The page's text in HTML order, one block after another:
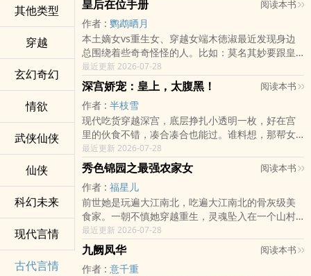
其他类型
穿越
玄幻奇幻
­‎情‎‍​欲‎​‌
武侠仙侠
仙侠
科幻未来
现代言情
古代言情
这儿说拜拜了。可谁..
皇后在位手册 阅读本书
作者 : 鹦鹉晒月
本土嫡女vs重生女、穿越女端木徳淑最近发现身边
总围绕着些奇奇怪怪的人。比如：莫名其妙要跟皇
上一生一世一双人的；莫名其妙自立自强的；莫名
其妙不在意自己大表哥的；还有莫名其妙说皇上是
渣男的。正文简介：..
最近更新 2026-07-28
深宫娇宠：皇上，太腹黑！ 阅读本书
作者 : 半枝雪
现代吃货穿越深宫，底层挣扎小透明一枚，好在宫
里的伙食不错，凑合凑合也能过。谁料想，那帮女
人戏真多，没事儿就喜欢瞎蹦哒，那就不客气了，
不争宠难道蒸馒头？！入宫第一年，她不受宠！备
受欺负！入宫第N年..
最近更新 2026-07-28
秀色锦园之最强农家女 阅读本书
作者 : 福星儿
前世她是玩遍大江南北，吃遍大江南北的骨灰级美
食家。一朝不慎她穿越重生，灵魂坠入在一个山村
女孩的身上。日子清简，一日三餐难得温饱。死了
秀才老爹，亲娘被族人冠上克夫的名声，赶出本
家。上无双亲庇护，下..
最近更新 2026-07-28
九阙凤华 阅读本书
作者 : 意千重